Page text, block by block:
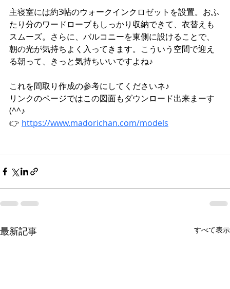
主寝室には約3帖のウォークインクロゼットを設置。おふ
たり分のワードローブもしっかり収納できて、衣替えも
スムーズ。さらに、バルコニーを東側に設けることで、
朝の光が気持ちよく入ってきます。こういう空間で迎え
る朝って、きっと気持ちいいですよね♪
これを間取り作成の参考にしてくださいネ♪
リンクのページではこの図面もダウンロード出来まーす
(^^♪
👉 https://www.madorichan.com/models
最新記事 すべて表示